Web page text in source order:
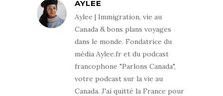
AYLEE
Aylee | Immigration, vie au
Canada & bons plans voyages
dans le monde. Fondatrice du
média Aylee.fr et du podcast
francophone "Parlons Canada",
votre podcast sur la vie au
Canada. J'ai quitté la France pour